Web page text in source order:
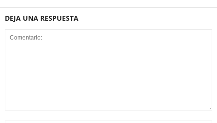
DEJA UNA RESPUESTA